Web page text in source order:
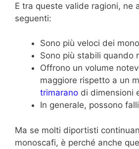
E tra queste valide ragioni, ne
seguenti:
Sono più veloci dei
Sono più stabili quando
Offrono un volume
maggiore rispetto a un
trimarano di dimensioni
In generale, possono
Ma se molti diportisti
monoscafi, è perché anche